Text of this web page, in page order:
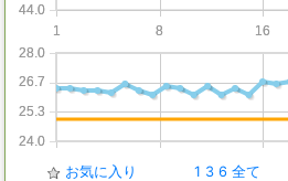
1 8 16
44.0
1 8 16
44.0
24.0
25.3
26.7
28.0
24.0
25.3
26.7
28.0
お気に入り 1 3 6 全て